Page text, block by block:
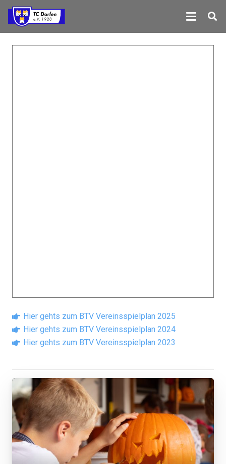
Hier gehts zum BTV Vereinsspielplan 2025
Hier gehts zum BTV Vereinsspielplan 2024
Hier gehts zum BTV Vereinsspielplan 2023